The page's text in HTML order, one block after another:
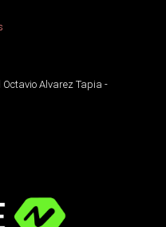
Alvarez Tapia -